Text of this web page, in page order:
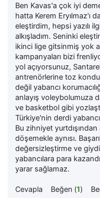
Ben Kavas'a çok iyi
hatta Kerem Eryılmaz'ı
eleştirdim, hepsi yazılı
alkışladım. Seninki
ikinci lige gitsinmiş yok
kampanyaları bizi
yol açıyorsunuz,
antrenörlerine toz
değil yabancı
anlayış voleybolumuza
ve basketbol gibi
Türkiye'nin derdi
Bu zihniyet
döşemekle aynısı.
değersizleştirme ve
yabancılara para
yarar sağlamaz.
Cevapla Beğen (1)